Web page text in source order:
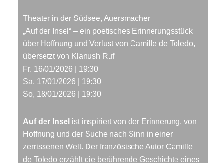
Theater in der Südsee, Auersmacher
„Auf der Insel“ – ein poetisches Erinnerungsstück
über Hoffnung und Verlust von Camille de Toledo,
übersetzt von Kianush Ruf
Fr, 16/01/2026 | 19:30
Sa, 17/01/2026 | 19:30
So, 18/01/2026 | 19:30
Auf der Insel ist inspiriert von der Erinnerung, von
Hoffnung und der Suche nach Sinn in einer
zerrissenen Welt. Der französische Autor Camille
de Toledo erzählt die berührende Geschichte eines